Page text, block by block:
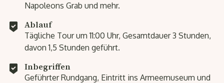
Napoleons Grab und mehr.
Ablauf
Tägliche Tour um 11:00 Uhr, Gesamtdauer 3 Stunden,
davon 1,5 Stunden geführt.
Inbegriffen
Geführter Rundgang, Eintritt ins Armeemuseum und